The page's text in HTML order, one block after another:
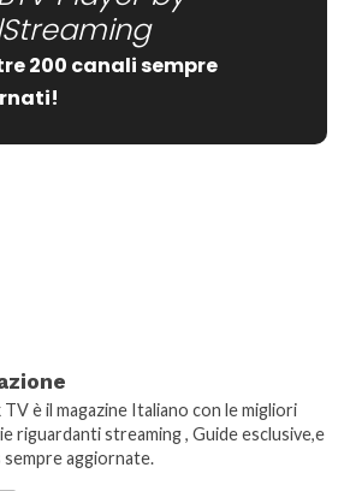
200 canali sempre
TV è il magazine Italiano con le migliori
riguardanti streaming , Guide esclusive,e
sempre aggiornate.